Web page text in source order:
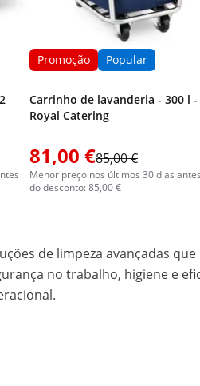
Promoção Popular
Carrinho de lavanderia - 300 l -
Royal Catering
81,00 €85,00 €
Menor preço nos últimos 30 dias antes
do desconto: 85,00 €
de limpeza avançadas
no trabalho, higiene e